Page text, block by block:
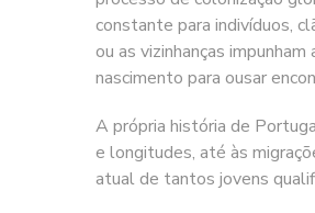
constante para indivíduos,
ou as vizinhanças
nascimento para ousar
A própria história de
e longitudes, até às
atual de tantos jovens